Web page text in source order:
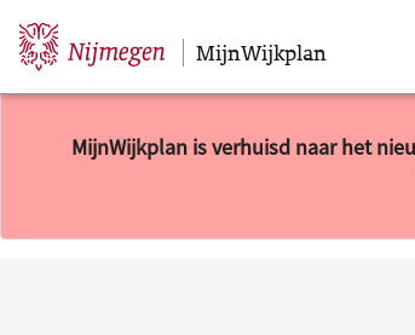
Sla navigatie over MijnWijkplan
MijnWijkplan is verhuisd naar het